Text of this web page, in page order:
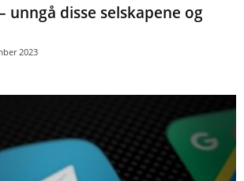
unngå disse selskapene og
2023